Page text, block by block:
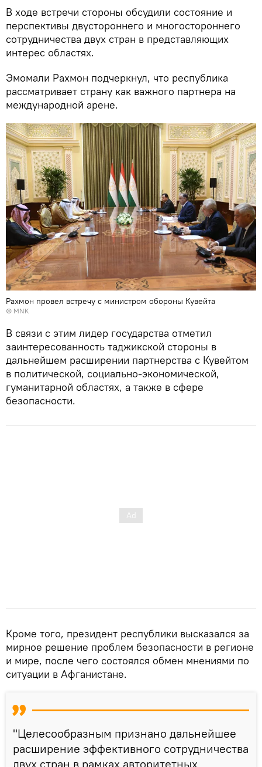
В ходе встречи стороны обсудили состояние и
перспективы двустороннего и многостороннего
сотрудничества двух стран в представляющих
интерес областях.
Эмомали Рахмон подчеркнул, что республика
рассматривает страну как важного партнера на
международной арене.
Рахмон провел встречу с министром обороны Кувейта
© MNK
В связи с этим лидер государства отметил
заинтересованность таджикской стороны в
дальнейшем расширении партнерства с Кувейтом
в политической, социально-экономической,
гуманитарной областях, а также в сфере
безопасности.
Кроме того, президент республики высказался за
мирное решение проблем безопасности в регионе
и мире, после чего состоялся обмен мнениями по
ситуации в Афганистане.
"Целесообразным признано дальнейшее
расширение эффективного сотрудничества
двух стран в рамках авторитетных